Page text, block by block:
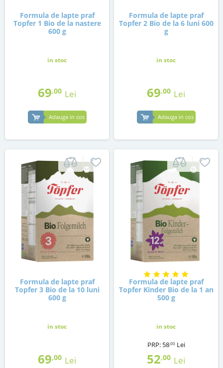
Formula de lapte praf
Topfer 1 Bio de la nastere
600 g
in stoc
69,00 Lei
Adauga in cos
Formula de lapte praf
Topfer 2 Bio de la 6 luni 600
g
in stoc
69,00 Lei
Adauga in cos
Formula de lapte praf
Topfer 3 Bio de la 10 luni
600 g
in stoc
69,00 Lei
Formula de lapte praf
Topfer Kinder Bio de la 1 an
500 g
in stoc
PRP: 58,00 Lei
52,00 Lei